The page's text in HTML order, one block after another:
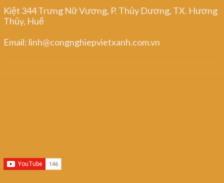
Kiệt 344 Trưng Nữ Vương, P. Thủy Dương, TX. Hương
Thủy, Huế
Email: linh@congnghiepvietxanh.com.vn